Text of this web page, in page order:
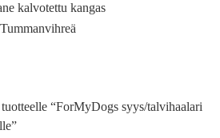
kalvotettu kangas
“ForMyDogs syys/talvihaalari